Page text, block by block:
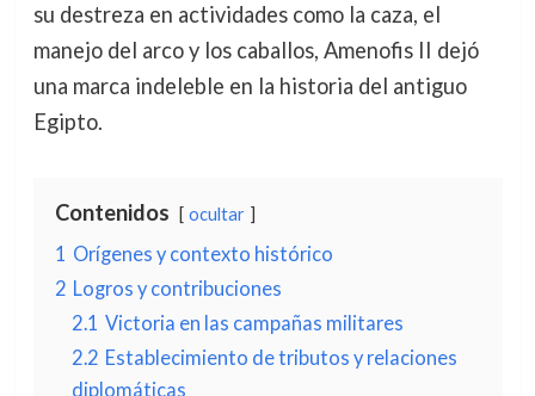
su destreza en actividades como la caza, el
manejo del arco y los caballos, Amenofis II dejó
una marca indeleble en la historia del antiguo
Egipto.
Contenidos ocultar
1 Orígenes y contexto histórico
2 Logros y contribuciones
2.1 Victoria en las campañas militares
2.2 Establecimiento de tributos y relaciones
diplomáticas